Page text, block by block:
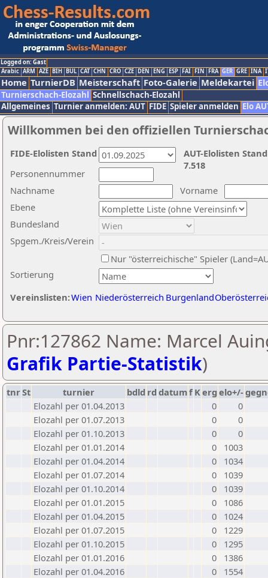
Logged on: Gast
Arabic ARM AZE BIH BUL CAT CHN CRO CZE DEN ENG ESP FAI FIN FRA GER GRE INA
Home TurnierDB Meisterschaft Foto-Galerie Meldekartei
Turnierschach-Elozahl Schnellschach-Elozahl
Allgemeines Turnier anmelden: AUT FIDE Spieler anmelden Elo
Willkommen bei den offiziellen
Nachname
Vorname
Ebene
Sortierung
Personennummer
Bundesland
Spgem./Kreis/Verein
Nur "österreichische" Spieler
Vereinslisten:Wien Niederösterreich Burgenland
AUT-Elolisten
7.518
FIDE-Elolisten Stand
Pnr:127862 Name: Marcel
Grafik Partie-Statistik)
tnrSt turnier bdld rd datumf Kerg elo+/-
Elozahl per 01.04.2013
0
0
Elozahl per 01.07.2013
0
0
Elozahl per 01.10.2013
0
0
Elozahl per 01.01.2014
0
1003
Elozahl per 01.04.2014
0
1034
Elozahl per 01.07.2014
0
1039
Elozahl per 01.10.2014
0
1039
Elozahl per 01.01.2015
0
1086
Elozahl per 01.04.2015
0
1024
Elozahl per 01.07.2015
0
1229
Elozahl per 01.10.2015
0
1295
Elozahl per 01.01.2016
0
1386
Elozahl per 01.04.2016
0
1554